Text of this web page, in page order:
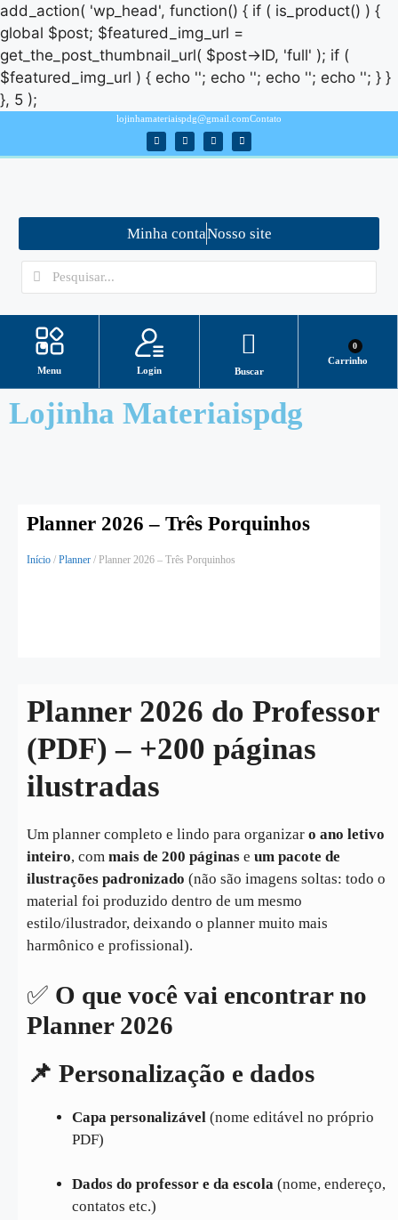
add_action( 'wp_head', function() { if ( is_product() ) {
global $post; $featured_img_url =
get_the_post_thumbnail_url( $post->ID, 'full' ); if (
$featured_img_url ) { echo ''; echo ''; echo ''; echo ''; } }
}, 5 );
lojinhamateriaispdg@gmail.comContato
Minha contaNosso site
Menu Login Buscar
0
Carrinho
Lojinha Materiaispdg
Planner 2026 – Três Porquinhos
Início / Planner / Planner 2026 – Três Porquinhos
Planner 2026 do Professor
(PDF) – +200 páginas
ilustradas
Um planner completo e lindo para organizar o ano letivo
inteiro, com mais de 200 páginas e um pacote de
ilustrações padronizado (não são imagens soltas: todo o
material foi produzido dentro de um mesmo
estilo/ilustrador, deixando o planner muito mais
harmônico e profissional).
✅ O que você vai encontrar no
Planner 2026
📌 Personalização e dados
Capa personalizável (nome editável no próprio
PDF)
Dados do professor e da escola (nome, endereço,
contatos etc.)